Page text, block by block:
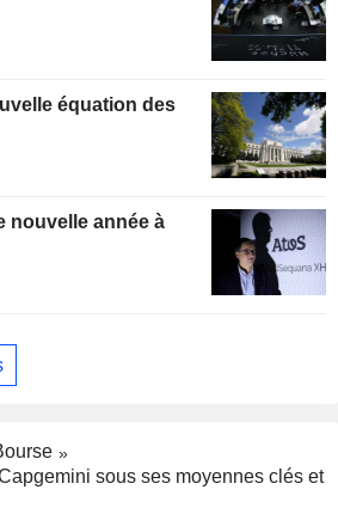
équation des
sous ses moyennes clés et